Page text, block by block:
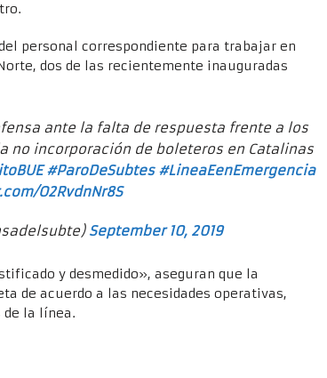
personal correspondiente para trabajar en
dos de las recientemente inauguradas
ante la falta de respuesta frente a los
no incorporación de boleteros en Catalinas
#ParoDeSubtes #LineaEenEmergencia
O2RvdnNr8S
September 10, 2019
y desmedido», aseguran que la
de acuerdo a las necesidades operativas,
la línea.